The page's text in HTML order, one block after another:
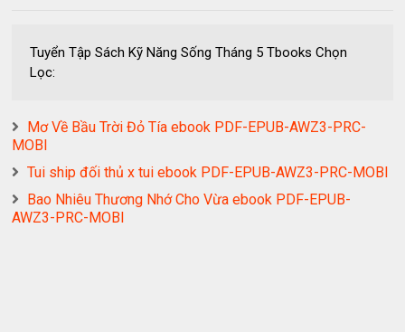
Tuyển Tập Sách Kỹ Năng Sống Tháng 5 Tbooks Chọn
Lọc:
Mơ Về Bầu Trời Đỏ Tía ebook PDF-EPUB-AWZ3-PRC-
MOBI
Tui ship đối thủ x tui ebook PDF-EPUB-AWZ3-PRC-MOBI
Bao Nhiêu Thương Nhớ Cho Vừa ebook PDF-EPUB-
AWZ3-PRC-MOBI